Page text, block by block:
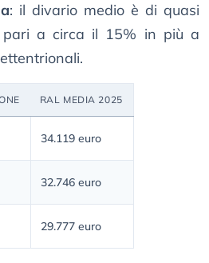
: il divario medio è di quasi
pari a circa il 15% in più a
RAL MEDIA 2025
34.119 euro
32.746 euro
29.777 euro